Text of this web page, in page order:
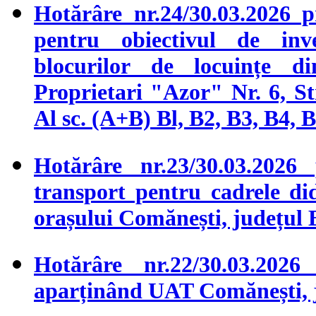
Hotărâre nr.24/30.03.2026
pentru obiectivul de
blocurilor de locuințe
Proprietari "Azor" Nr. 6,
Al sc. (A+B) Bl, B2, B3, B4,
Hotărâre nr.23/
transport pentru cadrele
orașului Comănești, județul
Hotărâre nr.22/
aparținând UAT Comănești,